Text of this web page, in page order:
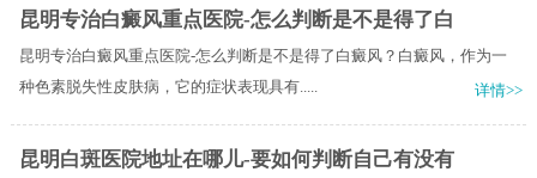
昆明专治白癜风重点医院-怎么判断是不是得了白
昆明专治白癜风重点医院-怎么判断是不是得了白癜风？白癜风，作为一
种色素脱失性皮肤病，它的症状表现具有.....
详情>>
昆明白斑医院地址在哪儿-要如何判断自己有没有